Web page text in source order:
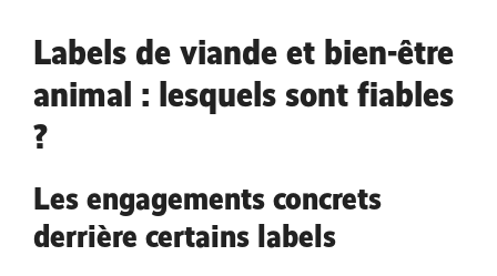
Labels de viande et bien-être
animal : lesquels sont fiables
?
Les engagements concrets
derrière certains labels